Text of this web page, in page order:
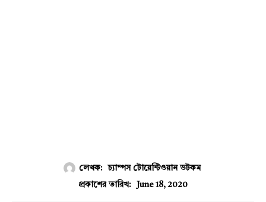
লেখক:
চ্যাম্পস টোয়েন্টিওয়ান ডটকম
প্রকাশের তারিখ:
June 18, 2020